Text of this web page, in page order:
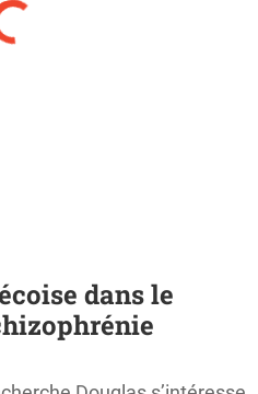
dans le